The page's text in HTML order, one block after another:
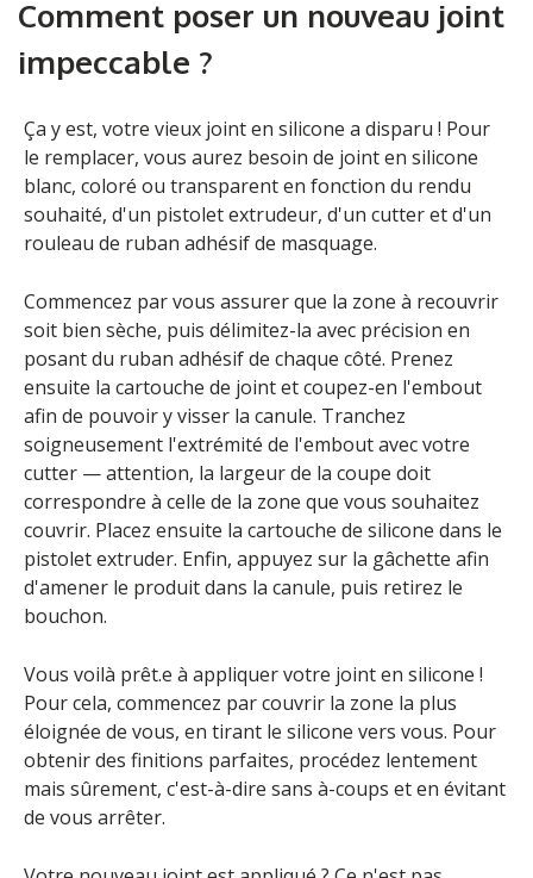
Comment poser un nouveau joint
impeccable ?
Ça y est, votre vieux joint en silicone a disparu ! Pour
le remplacer, vous aurez besoin de joint en silicone
blanc, coloré ou transparent en fonction du rendu
souhaité, d'un pistolet extrudeur, d'un cutter et d'un
rouleau de ruban adhésif de masquage.
Commencez par vous assurer que la zone à recouvrir
soit bien sèche, puis délimitez-la avec précision en
posant du ruban adhésif de chaque côté. Prenez
ensuite la cartouche de joint et coupez-en l'embout
afin de pouvoir y visser la canule. Tranchez
soigneusement l'extrémité de l'embout avec votre
cutter — attention, la largeur de la coupe doit
correspondre à celle de la zone que vous souhaitez
couvrir. Placez ensuite la cartouche de silicone dans le
pistolet extruder. Enfin, appuyez sur la gâchette afin
d'amener le produit dans la canule, puis retirez le
bouchon.
Vous voilà prêt.e à appliquer votre joint en silicone !
Pour cela, commencez par couvrir la zone la plus
éloignée de vous, en tirant le silicone vers vous. Pour
obtenir des finitions parfaites, procédez lentement
mais sûrement, c'est-à-dire sans à-coups et en évitant
de vous arrêter.